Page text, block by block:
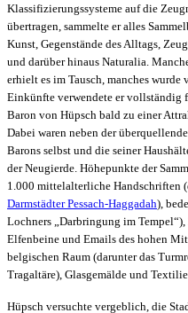
Klassifizierungssysteme auf die
übertragen, sammelte er alles
Kunst, Gegenstände des Alltags,
und darüber hinaus Naturalia.
erhielt es im Tausch, manches
Einkünfte verwendete er vollständig
Baron von Hüpsch bald zu einer
Dabei waren neben der
Barons selbst und die seiner
der Neugierde. Höhepunkte der
1.000 mittelalterliche Handschriften
Darmstädter Pessach-Haggadah),
Lochners „Darbringung im
Elfenbeine und Emails des hohen
belgischen Raum (darunter das
Tragaltäre), Glasgemälde und
Hüpsch versuchte vergeblich, die